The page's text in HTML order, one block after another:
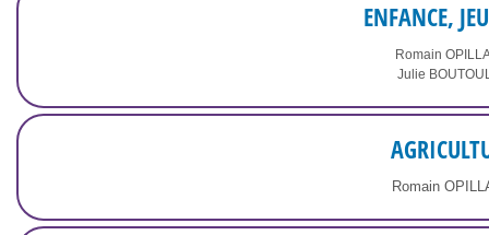
ENFANCE,
Romain
Julie
Romain